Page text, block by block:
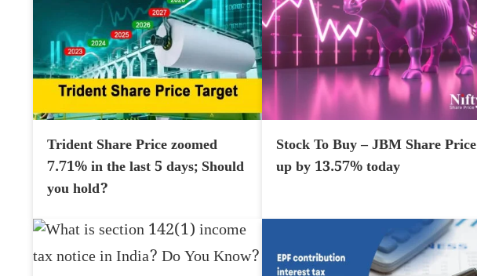
Trident Share Price zoomed
7.71% in the last 5 days; Should
you hold?
Stock To Buy – JBM Share Price
up by 13.57% today